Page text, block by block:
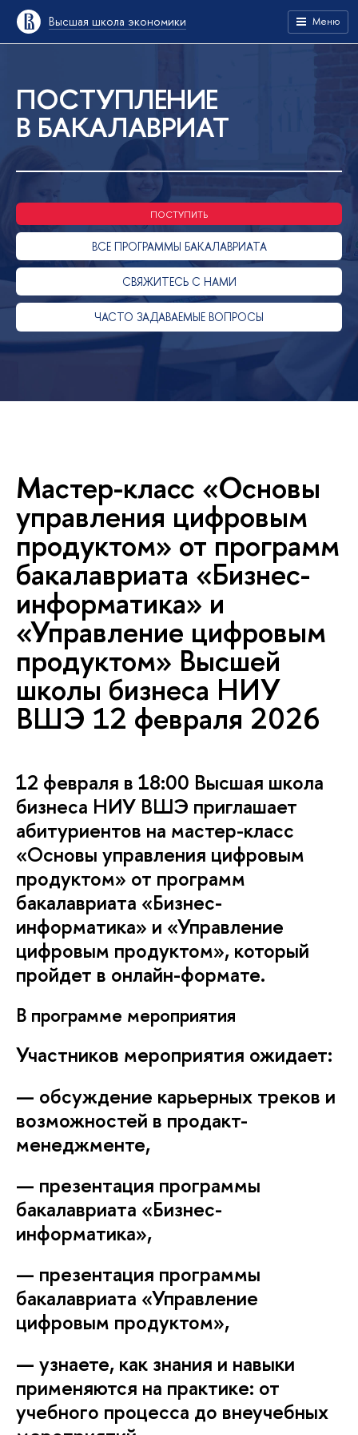
ысшая школа экономики Меню
ПОСТУПЛЕНИЕ
БАКАЛАВРИАТ
ПОСТУПИТЬ
СЕ ПРОГРАММЫ БАКАЛАВРИАТА
СВЯЖИТЕСЬ С НАМИ
ЧАСТО ЗАДАВАЕМЫЕ ВОПРОСЫ
Мастер-класс «Основы
управления цифровым
продуктом» от программ
акалавриата «Бизнес-
информатика» и
«Управление цифровым
продуктом» Высшей
школы бизнеса НИУ
ШЭ 12 февраля 2026
12 февраля в 18:00 Высшая школа
изнеса НИУ ВШЭ приглашает
абитуриентов на мастер-класс
«Основы управления цифровым
продуктом» от программ
акалавриата «Бизнес-
информатика» и «Управление
цифровым продуктом», который
пройдет в онлайн-формате.
программе мероприятия
Участников мероприятия ожидает:
— обсуждение карьерных треков и
озможностей в продакт-
менеджменте,
— презентация программы
акалавриата «Бизнес-
информатика»,
— презентация программы
акалавриата «Управление
цифровым продуктом»,
— узнаете, как знания и навыки
применяются на практике: от
учебного процесса до внеучебных